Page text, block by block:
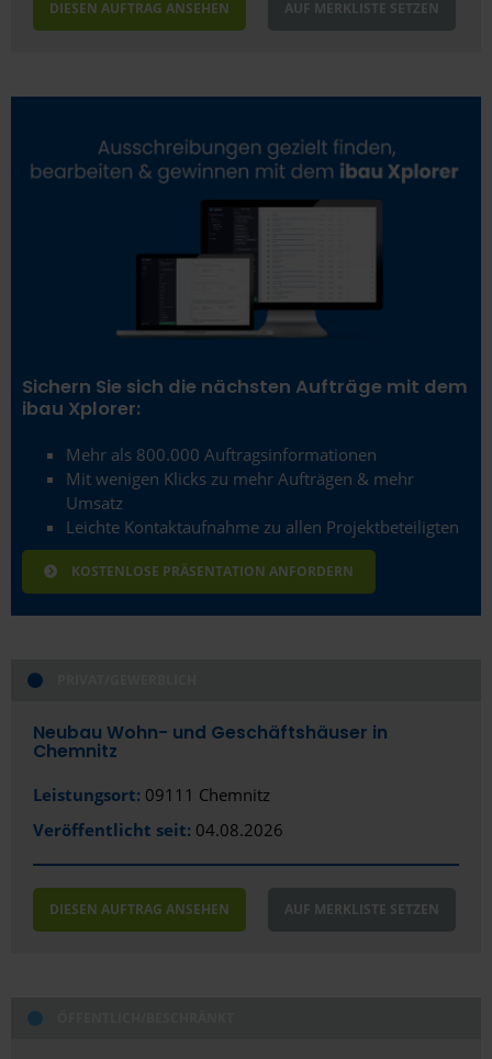
DIESEN AUFTRAG ANSEHEN AUF MERKLISTE SETZEN
Sichern Sie sich die nächsten Aufträge mit dem
ibau Xplorer:
Mehr als 800.000 Auftragsinformationen
Mit wenigen Klicks zu mehr Aufträgen & mehr
Umsatz
Leichte Kontaktaufnahme zu allen Projektbeteiligten
KOSTENLOSE PRÄSENTATION ANFORDERN
Neubau Wohn- und Geschäftshäuser in
Chemnitz
Leistungsort: 09111 Chemnitz
Veröffentlicht seit: 04.08.2026
DIESEN AUFTRAG ANSEHEN AUF MERKLISTE SETZEN